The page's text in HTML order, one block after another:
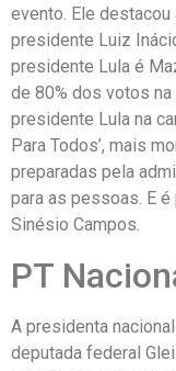
evento. Ele
presidente Luiz
presidente Lula é
de 80% dos votos
presidente Lula na
Para Todos’, mais
preparadas pela
para as pessoas. E
Sinésio Campos.
PT
A presidenta
deputada federal